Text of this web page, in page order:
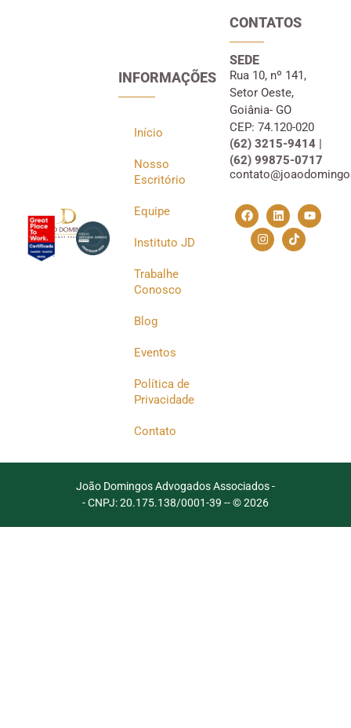
INFORMAÇÕES
Início
Nosso
Escritório
Equipe
Instituto JD
Trabalhe
Conosco
Blog
Eventos
Política de
Privacidade
Contato
CONTATOS
SEDE
Rua 10, nº 141,
Setor Oeste,
Goiânia- GO
CEP: 74.120-020
(62) 3215-9414 |
(62) 99875-0717
João Domingos Advogados Associados -
- CNPJ: 20.175.138/0001-39 -- © 2026